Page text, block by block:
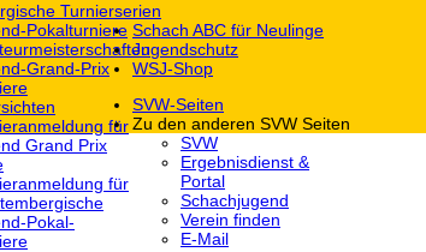
Turnierserien
Pokalturniere
Grand-Prix
für
Grand Prix
für
Pokal-
Schach ABC für Neulinge
Jugendschutz
WSJ-Shop
SVW-Seiten
Zu den anderen SVW Seiten
SVW
Ergebnisdienst &
Portal
Schachjugend
Verein finden
E-Mail